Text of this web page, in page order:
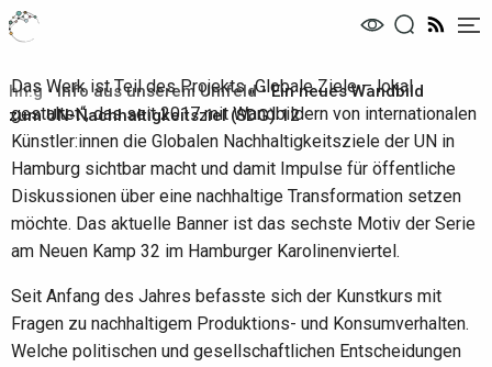
hh.g •Info aus unserem Umfeld•Ein neues Wandbild
zum UN-Nachhaltigkeitsziel (SDG) 12
Das Werk ist Teil des Projekts „Globale Ziele – lokal
gestaltet“, das seit 2017 mit Wandbildern von internationalen
Künstler:innen die Globalen Nachhaltigkeitsziele der UN in
Hamburg sichtbar macht und damit Impulse für öffentliche
Diskussionen über eine nachhaltige Transformation setzen
möchte. Das aktuelle Banner ist das sechste Motiv der Serie
am Neuen Kamp 32 im Hamburger Karolinenviertel.
Seit Anfang des Jahres befasste sich der Kunstkurs mit
Fragen zu nachhaltigem Produktions- und Konsumverhalten.
Welche politischen und gesellschaftlichen Entscheidungen